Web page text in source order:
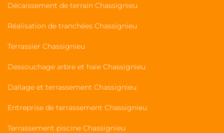
Décaissement de terrain Chassignieu
Réalisation de tranchées Chassignieu
Terrassier Chassignieu
Dessouchage arbre et haie Chassignieu
Dallage et terrassement Chassignieu
Entreprise de terrassement Chassignieu
Terrassement piscine Chassignieu